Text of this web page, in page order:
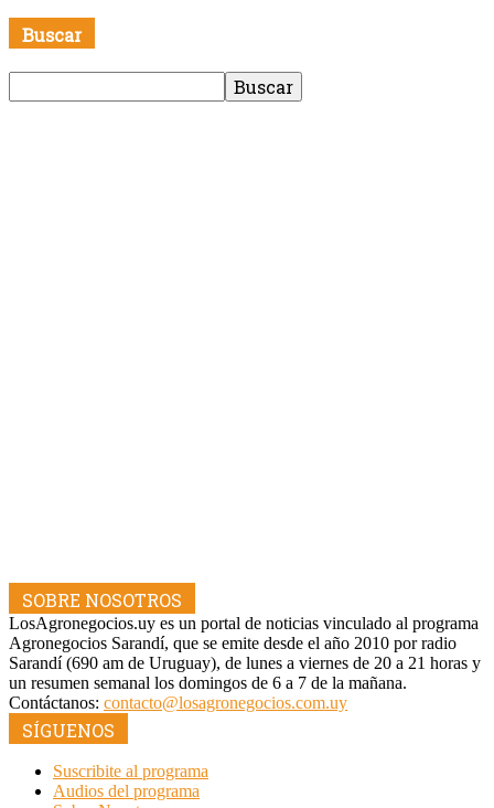
Buscar
SOBRE NOSOTROS
LosAgronegocios.uy es un portal de noticias vinculado al programa
Agronegocios Sarandí, que se emite desde el año 2010 por radio
Sarandí (690 am de Uruguay), de lunes a viernes de 20 a 21 horas y
un resumen semanal los domingos de 6 a 7 de la mañana.
Contáctanos: contacto@losagronegocios.com.uy
SÍGUENOS
Suscribite al programa
Audios del programa